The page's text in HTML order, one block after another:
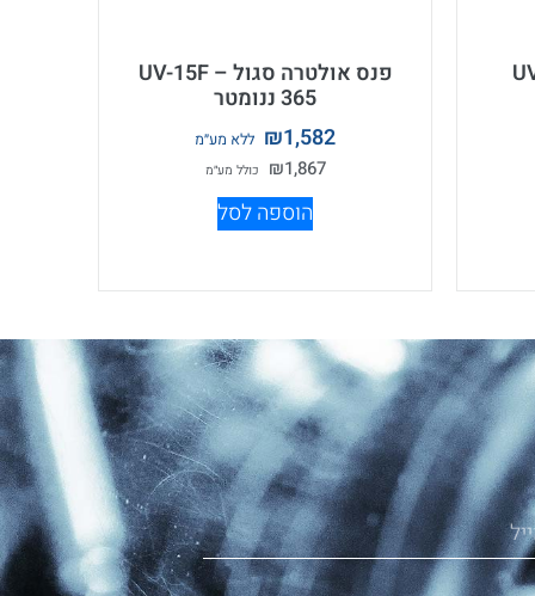
פנס אולטרה סגול UV-15F –
365 ננומטר
₪1,582
₪1,867
הוספה לסל